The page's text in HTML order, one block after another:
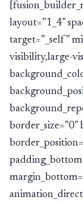
layout=”1_4″
target=”_self”
visibility,large-